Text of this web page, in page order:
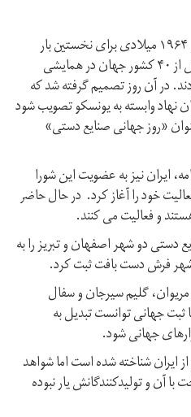
دهم ژوئن برابر با بيستم خرداد سال ۱۹۶۴ میلادی برای نخستين بار
هنرمندان، صنعتگران و اساتید بیش از ۴۰ کشور جهان در همایشی
در آن روز تصمیم گرفته شد که
نهاد وابسته به يونسكو تصويب‌ شود
«روز جهانی صنایع دستی»
ایران نیز به عضویت این شورا
خود را آغاز کرد. در حال حاضر
صنایع دستی دو شهر اصفهان و تبریز را به
فرش دست بافت ثبت کرد.
گلیم سیرجان و سفال
جهانی توانست تبدیل به
جهانی شود.
ایران شناخته شده است اما شواهد
آن‌ و تولیدکنندگانش یار نبوده